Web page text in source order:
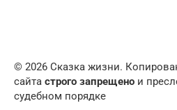
© 2026 Сказка жизни.
сайта строго запрещено и
судебном порядке